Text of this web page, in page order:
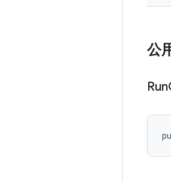
公
Run